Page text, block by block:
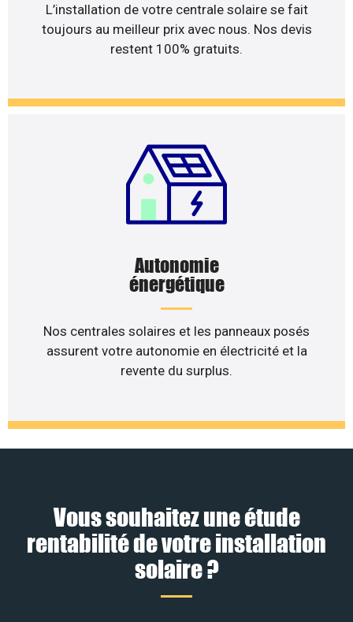
L’installation de votre centrale solaire se fait
toujours au meilleur prix avec nous. Nos devis
restent 100% gratuits.
Autonomie
énergétique
Nos centrales solaires et les panneaux posés
assurent votre autonomie en électricité et la
revente du surplus.
Vous souhaitez une étude
rentabilité de votre installation
solaire ?